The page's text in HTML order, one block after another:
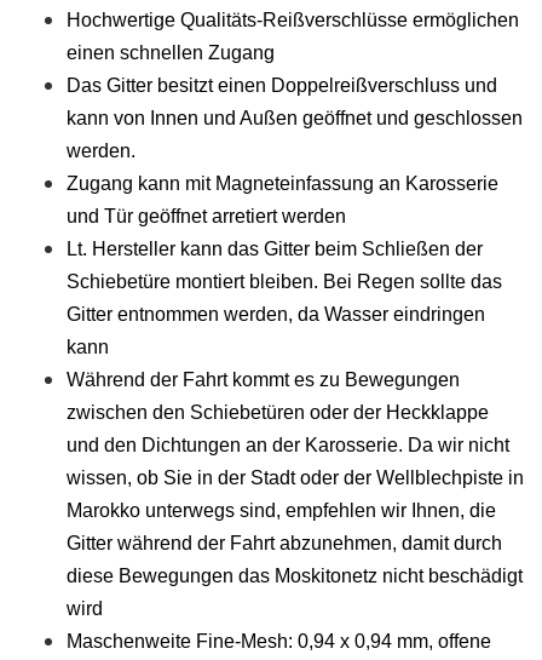
Hochwertige Qualitäts-Reißverschlüsse ermöglichen
einen schnellen Zugang
Das Gitter besitzt einen Doppelreißverschluss und
kann von Innen und Außen geöffnet und geschlossen
werden.
Zugang kann mit Magneteinfassung an Karosserie
und Tür geöffnet arretiert werden
Lt. Hersteller kann das Gitter beim Schließen der
Schiebetüre montiert bleiben. Bei Regen sollte das
Gitter entnommen werden, da Wasser eindringen
kann
Während der Fahrt kommt es zu Bewegungen
zwischen den Schiebetüren oder der Heckklappe
und den Dichtungen an der Karosserie. Da wir nicht
wissen, ob Sie in der Stadt oder der Wellblechpiste in
Marokko unterwegs sind, empfehlen wir Ihnen, die
Gitter während der Fahrt abzunehmen, damit durch
diese Bewegungen das Moskitonetz nicht beschädigt
wird
Maschenweite Fine-Mesh: 0,94 x 0,94 mm, offene